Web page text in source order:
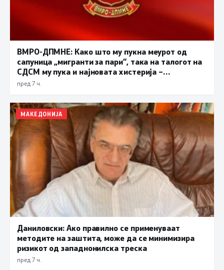
ВМРО-ДПМНЕ: Како што му пукна меурот од
сапуница „мигранти за пари“, така на талогот на
СДСМ му пука и најновата хистерија –
прифаќање на француски предлог
пред 7 ч.
МАКЕДОНИЈА
Даниловски: Ако правилно се применуваат
методите на заштита, може да се минимизира
ризикот од западнонилска треска
пред 7 ч.